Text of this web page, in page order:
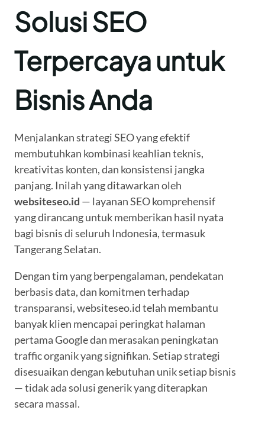
Solusi SEO
Terpercaya untuk
Bisnis Anda
Menjalankan strategi SEO yang efektif
membutuhkan kombinasi keahlian teknis,
kreativitas konten, dan konsistensi jangka
panjang. Inilah yang ditawarkan oleh
websiteseo.id — layanan SEO komprehensif
yang dirancang untuk memberikan hasil nyata
bagi bisnis di seluruh Indonesia, termasuk
Tangerang Selatan.
Dengan tim yang berpengalaman, pendekatan
berbasis data, dan komitmen terhadap
transparansi, websiteseo.id telah membantu
banyak klien mencapai peringkat halaman
pertama Google dan merasakan peningkatan
traffic organik yang signifikan. Setiap strategi
disesuaikan dengan kebutuhan unik setiap bisnis
— tidak ada solusi generik yang diterapkan
secara massal.